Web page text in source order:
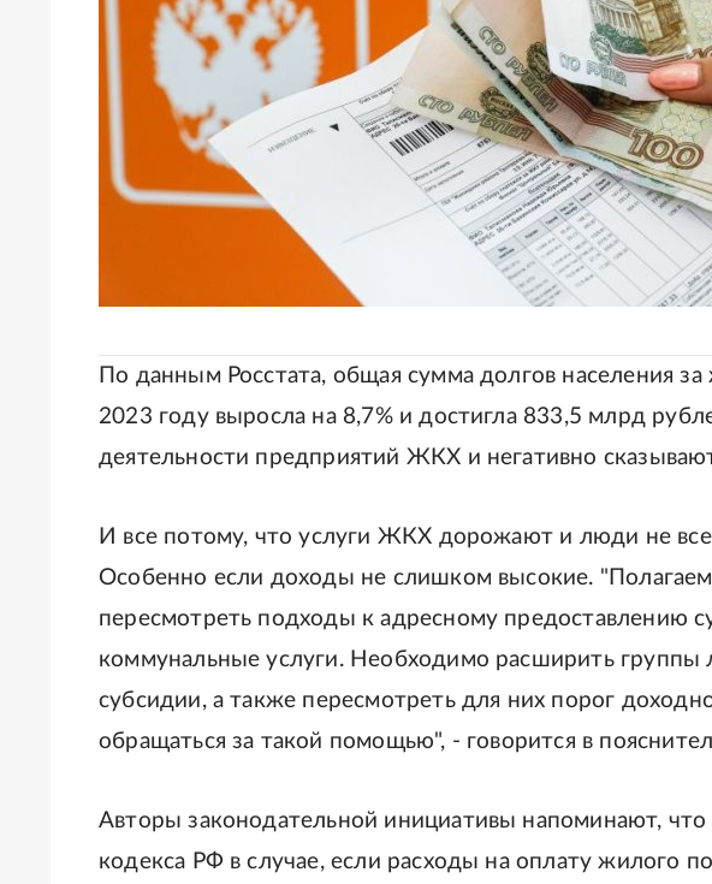
По данным Росстата, общая сумма долгов населения
2023 году выросла на 8,7% и достигла 833,5 млрд
деятельности предприятий ЖКХ и негативно
И все потому, что услуги ЖКХ дорожают и люди не
Особенно если доходы не слишком высокие.
пересмотреть подходы к адресному предоставлению
коммунальные услуги. Необходимо расширить группы
субсидии, а также пересмотреть для них порог
обращаться за такой помощью", - говорится в
Авторы законодательной инициативы напоминают,
кодекса РФ в случае, если расходы на оплату жилого